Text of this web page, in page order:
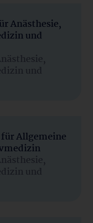
Anästhesie,
und
und
Allgemeine
und